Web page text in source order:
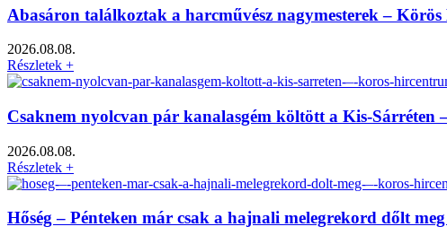
Abasáron találkoztak a harcművész nagymesterek –
2026.08.08.
Részletek +
Csaknem nyolcvan pár kanalasgém költött a Kis-Sárréten
2026.08.08.
Részletek +
Hőség – Pénteken már csak a hajnali melegrekord dőlt